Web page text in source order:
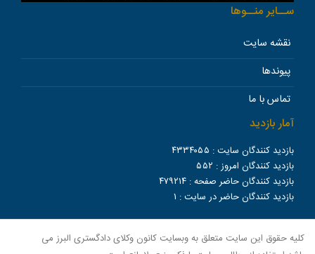
ســاير منــوها
نقشه سایت
پیوندها
تماس با ما
آمار بازدید
بازدید کنندگان سایت : ۴۳۳۴۰۵۵
بازدید کنندگان امروز : ۵۵۲
بازدید کنندگان حاضر صفحه : ۴۷۹۲۱۴
بازدید کنندگان حاضر در سایت : ۱
کلیه حقوق این سایت متعلق به وبسایت کانون وکلای دادگستری البرز می